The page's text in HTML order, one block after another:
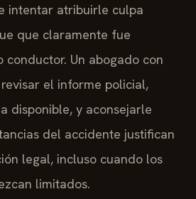
intentar atribuirle culpa
que claramente fue
conductor. Un abogado con
el informe policial,
disponible, y aconsejarle
del accidente justifican
legal, incluso cuando los
limitados.